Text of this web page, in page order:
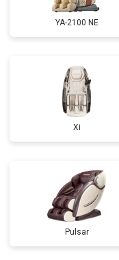
YA-2100 NE
Xi
Pulsar